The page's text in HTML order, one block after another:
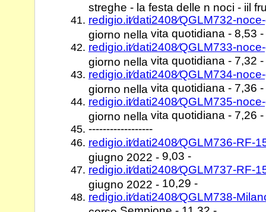
streghe - la festa delle n noci - iil
redigio.it⁄dati2408⁄QGLM732-
giorno nella vita quotidiana - 8,53 -
redigio.it⁄dati2408⁄QGLM733-
giorno nella vita quotidiana - 7,32 -
redigio.it⁄dati2408⁄QGLM734-
giorno nella vita quotidiana - 7,36 -
redigio.it⁄dati2408⁄QGLM735-
giorno nella vita quotidiana - 7,26 -
------------------
redigio.it⁄dati2408⁄QGLM736-RF-
giugno 2022 - 9,03 -
redigio.it⁄dati2408⁄QGLM737-RF-
giugno 2022 - 10,29 -
redigio.it⁄dati2408⁄QGLM738-